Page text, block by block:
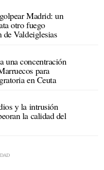
Madrid: un
otro fuego
Valdeiglesias
una concentración
para
en Ceuta
y la intrusión
la calidad del